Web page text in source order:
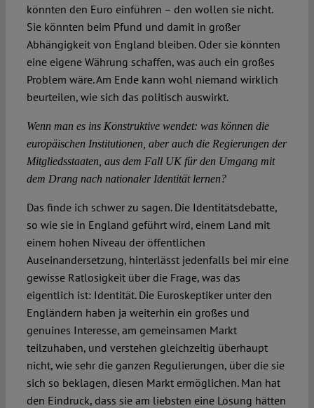
könnten den Euro einführen – den wollen sie nicht.
Sie könnten beim Pfund und damit in großer
Abhängigkeit von England bleiben. Oder sie könnten
eine eigene Währung schaffen, was auch ein großes
Problem wäre. Am Ende kann wohl niemand wirklich
beurteilen, wie sich das politisch auswirkt.
Wenn man es ins Konstruktive wendet: was können die
europäischen Institutionen, aber auch die Regierungen der
Mitgliedsstaaten, aus dem Fall UK für den Umgang mit
dem Drang nach nationaler Identität lernen?
Das finde ich schwer zu sagen. Die Identitätsdebatte,
so wie sie in England geführt wird, einem Land mit
einem hohen Niveau der öffentlichen
Auseinandersetzung, hinterlässt jedenfalls bei mir eine
gewisse Ratlosigkeit über die Frage, was das
eigentlich ist: Identität. Die Euroskeptiker unter den
Engländern haben ja weiterhin ein großes und
genuines Interesse, am gemeinsamen Markt
teilzuhaben, und verstehen gleichzeitig überhaupt
nicht, wie sehr die ganzen Regulierungen, über die sie
sich so beklagen, diesen Markt ermöglichen. Man hat
den Eindruck, dass sie am liebsten eine Lösung hätten